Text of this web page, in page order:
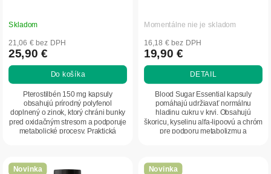
o
v
Skladom
21,06 € bez DPH
25,90 €
Do košíka
Pterostilbén 150 mg kapsuly
obsahujú prírodný polyfenol
doplnený o zinok, ktorý chráni bunky
pred oxidačným stresom a podporuje
metabolické procesy. Praktická
Momentálne nie je skladom
16,18 € bez DPH
19,90 €
DETAIL
Blood Sugar Essential kapsuly
pomáhajú udržiavať normálnu
hladinu cukru v krvi. Obsahujú
škoricu, kyselinu alfa-lipoovú a chróm
pre podporu metabolizmu a
Novinka
Novinka